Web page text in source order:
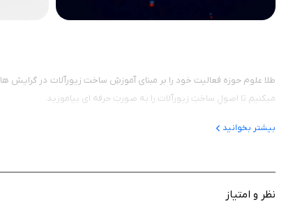
طلا علوم حوزه فعالیت خود را بر مبنای آموزشِ ساخت زیورآلات در
میکنیم تا اصولِ ساختِ زیورآلات را به صورتِ حرفه ای بیاموزید.
بیشتر بخوانید
نظر و امتیاز